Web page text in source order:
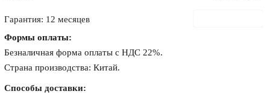
Гарантия: 12 месяцев
Формы оплаты:
Безналичная форма оплаты с НДС 22%.
Страна производства: Китай.
Способы доставки: